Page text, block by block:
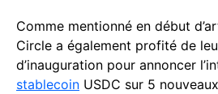
Comme mentionné en début
Circle a également profité de
d’inauguration pour annoncer
stablecoin USDC sur 5